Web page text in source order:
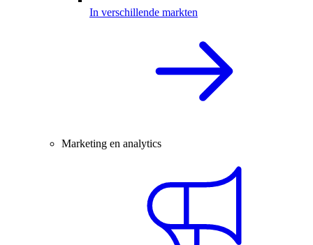
In verschillende markten
Marketing en analytics